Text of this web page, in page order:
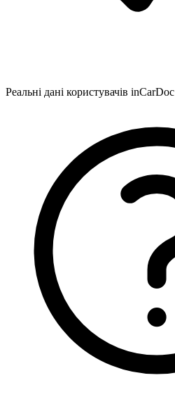
Реальні дані користувачів inCarDoc